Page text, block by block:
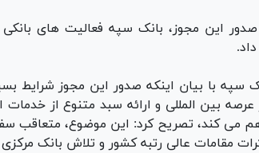
صدور این مجوز، بانک سپه فعالیت های
سپه با بیان اینکه صدور این مجوز شرایط
بین المللی و ارائه سبد متنوع از
می کند، تصریح کرد: این موضوع، متعاقب
مقامات عالی رتبه کشور و تلاش بانک